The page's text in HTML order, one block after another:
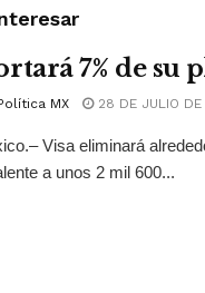
7% de su
MX 28 DE JULIO
Visa eliminará
a unos 2 mil 600...